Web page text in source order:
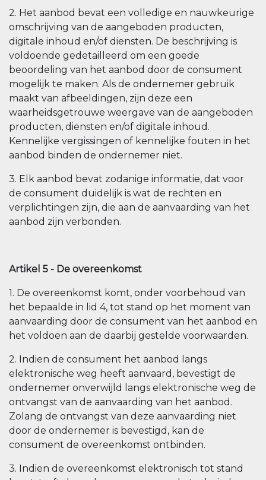
2. Het aanbod bevat een volledige en nauwkeurige
omschrijving van de aangeboden producten,
digitale inhoud en/of diensten. De beschrijving is
voldoende gedetailleerd om een goede
beoordeling van het aanbod door de consument
mogelijk te maken. Als de ondernemer gebruik
maakt van afbeeldingen, zijn deze een
waarheidsgetrouwe weergave van de aangeboden
producten, diensten en/of digitale inhoud.
Kennelijke vergissingen of kennelijke fouten in het
aanbod binden de ondernemer niet.
3. Elk aanbod bevat zodanige informatie, dat voor
de consument duidelijk is wat de rechten en
verplichtingen zijn, die aan de aanvaarding van het
aanbod zijn verbonden.
Artikel 5 - De overeenkomst
1. De overeenkomst komt, onder voorbehoud van
het bepaalde in lid 4, tot stand op het moment van
aanvaarding door de consument van het aanbod en
het voldoen aan de daarbij gestelde voorwaarden.
2. Indien de consument het aanbod langs
elektronische weg heeft aanvaard, bevestigt de
ondernemer onverwijld langs elektronische weg de
ontvangst van de aanvaarding van het aanbod.
Zolang de ontvangst van deze aanvaarding niet
door de ondernemer is bevestigd, kan de
consument de overeenkomst ontbinden.
3. Indien de overeenkomst elektronisch tot stand